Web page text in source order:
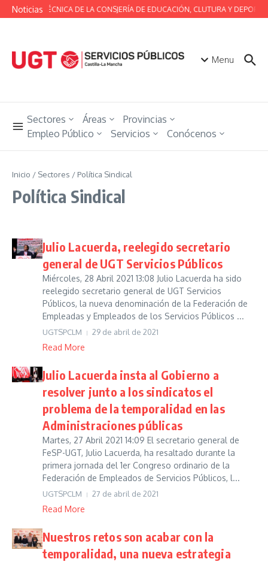
Saltar al contenido
Noticias
MESA TÉCNICA DE LA CONSJERÍA DE EDUCACIÓN, CLUTURA Y
Menu
Sectores Áreas
Provincias
Empleo Público
Servicios Conócenos
Inicio / Sectores / Política Sindical
Política Sindical
Julio Lacuerda, reelegido secretario
general de UGT Servicios Públicos
Miércoles, 28 Abril 2021 13:08 Julio Lacuerda ha sido
reelegido secretario general de UGT Servicios
Públicos, la nueva denominación de la Federación de
Empleadas y Empleados de los Servicios Públicos ...
UGTSPCLM 29 de abril de 2021
Read More
Julio Lacuerda insta al Gobierno a
resolver junto a los sindicatos el
problema de la temporalidad en las
Administraciones públicas
Martes, 27 Abril 2021 14:09 El secretario general de
FeSP-UGT, Julio Lacuerda, ha resaltado durante la
primera jornada del 1er Congreso ordinario de la
Federación de Empleados de Servicios Públicos, l...
UGTSPCLM 27 de abril de 2021
Read More
Nuestros retos son acabar con la
temporalidad, una nueva estrategia